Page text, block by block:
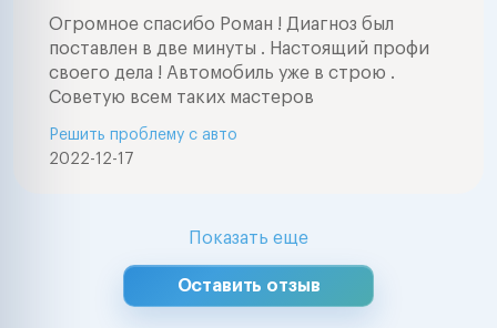
Огромное спасибо Роман ! Диагноз был
поставлен в две минуты . Настоящий профи
своего дела ! Автомобиль уже в строю .
Советую всем таких мастеров
2022-12-17
Решить проблему с авто
Показать еще
Оставить отзыв